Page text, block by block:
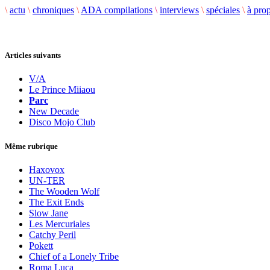
\ actu \ chroniques \ ADA compilations \ interviews \ spéciales \ à
Articles suivants
V/A
Le Prince Miiaou
Parc
New Decade
Disco Mojo Club
Même rubrique
Haxovox
UN-TER
The Wooden Wolf
The Exit Ends
Slow Jane
Les Mercuriales
Catchy Peril
Pokett
Chief of a Lonely Tribe
Roma Luca